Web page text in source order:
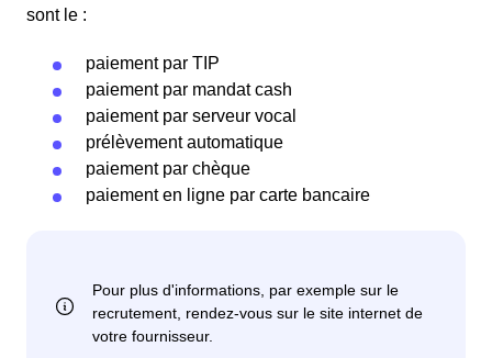
sont le :
paiement par TIP
paiement par mandat cash
paiement par serveur vocal
prélèvement automatique
paiement par chèque
paiement en ligne par carte bancaire